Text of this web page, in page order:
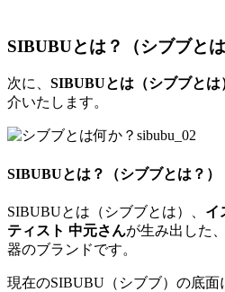
SIBUBUとは？（シブブとは
次に、 SIBUBUとは（シブブとは
介いたします。
SIBUBUとは？（シブブとは？）
SIBUBUとは（シブブとは）、 イ
ティスト 中元さんが生み出した
器のブランドです。
現在のSIBUBU（シブブ）の底